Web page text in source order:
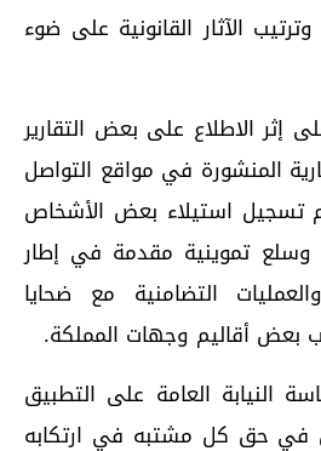
الآثار القانونية على ضوء
إثر الاطلاع على بعض التقارير
المنشورة في مواقع التواصل
تسجيل استيلاء بعض الأشخاص
تموينية مقدمة في إطار
التضامنية مع ضحايا
بعض أقاليم وجهات المملكة.
النيابة العامة على التطبيق
في حق كل مشتبه في ارتكابه